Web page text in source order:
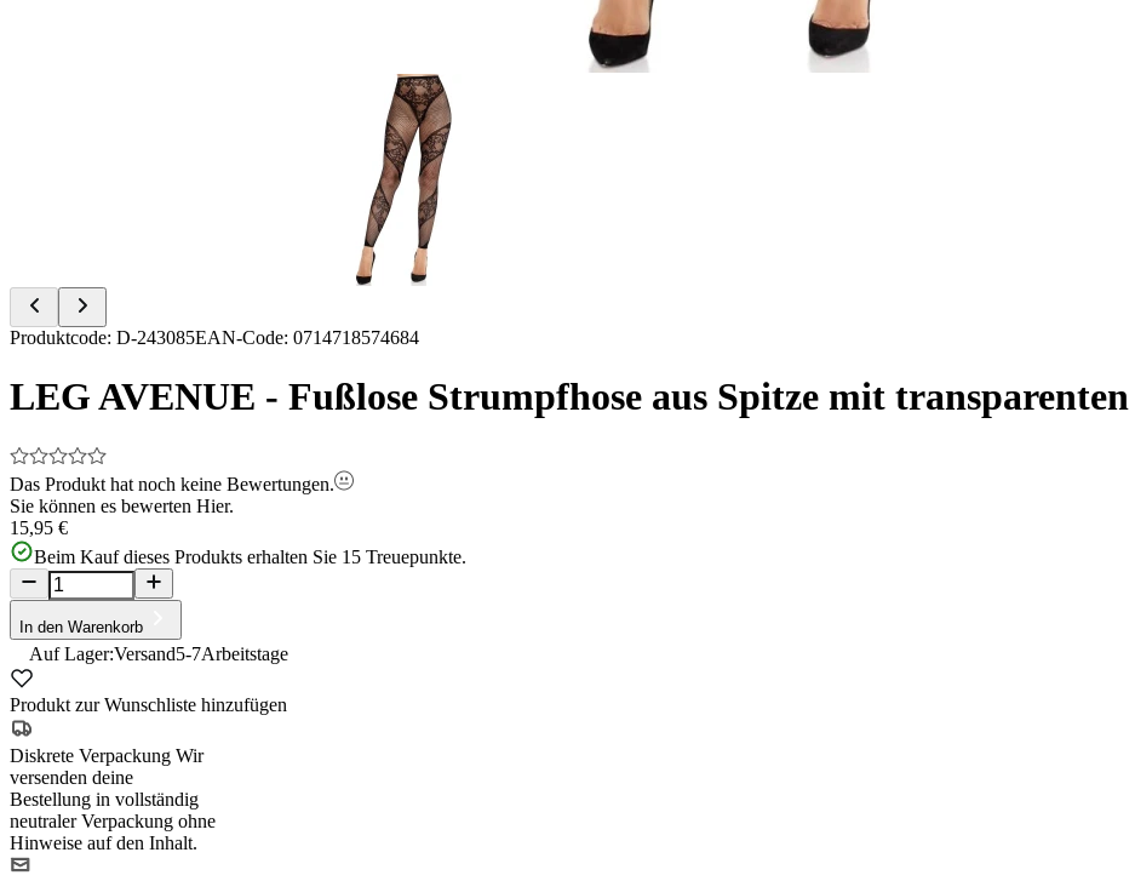
Item
of
Produktcode: D-243085EAN-Code: 0714718574684
LEG AVENUE - Fußlose Strumpfhose aus Spitze mit
Das Produkt hat noch keine Bewertungen.
Sie können es bewerten Hier.
15,95 €
Beim Kauf dieses Produkts erhalten Sie 15 Treuepunkte.
In den Warenkorb
Auf Lager:Versand5-7Arbeitstage
Produkt zur Wunschliste hinzufügen
Diskrete Verpackung Wir
versenden deine
Bestellung in vollständig
neutraler Verpackung ohne
Hinweise auf den Inhalt.